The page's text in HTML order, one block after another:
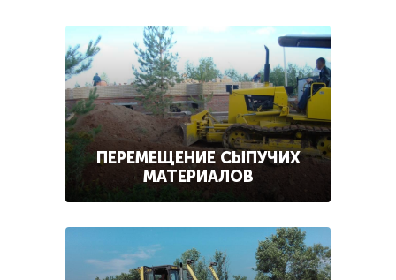
ПЕРЕМЕЩЕНИЕ СЫПУЧИХ
МАТЕРИАЛОВ